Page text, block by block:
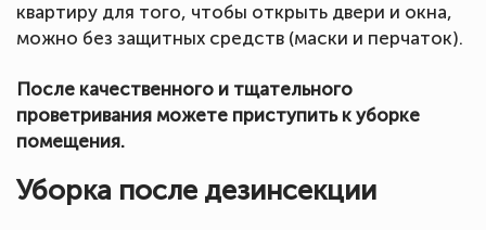
квартиру для того, чтобы открыть двери и окна,
можно без защитных средств (маски и перчаток).
После качественного и тщательного
проветривания можете приступить к уборке
помещения.
Уборка после дезинсекции